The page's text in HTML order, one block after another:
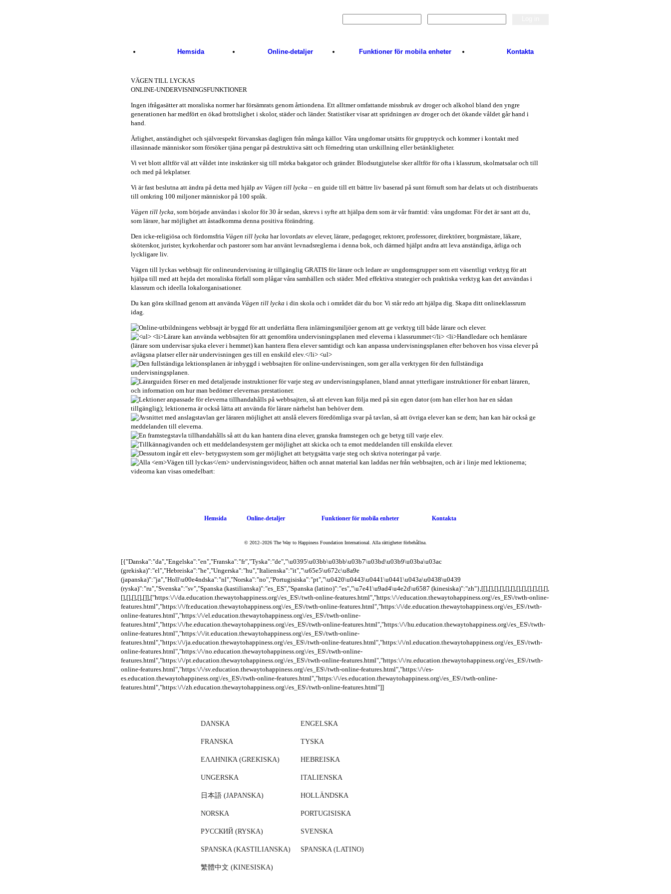
Hemsida Online-detaljer Funktioner för mobila enheter Kontakta
VÄGEN TILL LYCKAS
ONLINE-UNDERVISNINGSFUNKTIONER
Ingen ifrågasätter att moraliska normer har försämrats genom årtiondena. Ett alltmer omfattande missbruk av droger och alkohol bland den yngre
generationen har medfört en ökad brottslighet i skolor, städer och länder. Statistiker visar att spridningen av droger och det ökande våldet går hand i
hand.
Ärlighet, anständighet och självrespekt förvanskas dagligen från många källor. Våra ungdomar utsätts för grupptryck och kommer i kontakt med
illasinnade människor som försöker tjäna pengar på destruktiva sätt och förnedring utan urskillning eller betänkligheter.
Vi vet blott alltför väl att våldet inte inskränker sig till mörka bakgator och gränder. Blodsutgjutelse sker alltför för ofta i klassrum, skolmatsalar och till
och med på lekplatser.
Vi är fast beslutna att ändra på detta med hjälp av Vägen till lycka – en guide till ett bättre liv baserad på sunt förnuft som har delats ut och distribuerats
till omkring 100 miljoner människor på 100 språk.
Vägen till lycka, som började användas i skolor för 30 år sedan, skrevs i syfte att hjälpa dem som är vår framtid: våra ungdomar. För det är sant att du,
som lärare, har möjlighet att åstadkomma denna positiva förändring.
Den icke-religiösa och fördomsfria Vägen till lycka har lovordats av elever, lärare, pedagoger, rektorer, professorer, direktörer, borgmästare, läkare,
sköterskor, jurister, kyrkoherdar och pastorer som har använt levnadsreglerna i denna bok, och därmed hjälpt andra att leva anständiga, ärliga och
lyckligare liv.
Vägen till lyckas webbsajt för onlineundervisning är tillgänglig GRATIS för lärare och ledare av ungdomsgrupper som ett väsentligt verktyg för att
hjälpa till med att hejda det moraliska förfall som plågar våra samhällen och städer. Med effektiva strategier och praktiska verktyg kan det användas i
klassrum och ideella lokalorganisationer.
Du kan göra skillnad genom att använda Vägen till lycka i din skola och i området där du bor. Vi står redo att hjälpa dig. Skapa ditt onlineklassrum
idag.
Hemsida Online-detaljer Funktioner för mobila enheter Kontakta
© 2012–2026 The Way to Happiness Foundation International. Alla rättigheter förbehållna.
[{"Danska":"da","Engelska":"en","Franska":"fr","Tyska":"de","\u0395\u03bb\u03bb\u03b7\u03bd\u03b9\u03ba\u03ac
(grekiska)":"el","Hebreiska":"he","Ungerska":"hu","Italienska":"it","\u65e5\u672c\u8a9e
(japanska)":"ja","Holl\u00e4ndska":"nl","Norska":"no","Portugisiska":"pt","\u0420\u0443\u0441\u0441\u043a\u0438\u0439
(ryska)":"ru","Svenska":"sv","Spanska (kastilianska)":"es_ES","Spanska (latino)":"es","\u7e41\u9ad4\u4e2d\u6587 (kinesiska)":"zh"},[[],[],[],[],[],[],[],[],[],[],[],[],
[],[],[],[],[]],["https:\/\/da.education.thewaytohappiness.org\/es_ES\/twth-online-features.html","https:\/\/education.thewaytohappiness.org\/es_ES\/twth-online-
features.html","https:\/\/fr.education.thewaytohappiness.org\/es_ES\/twth-online-features.html","https:\/\/de.education.thewaytohappiness.org\/es_ES\/twth-
online-features.html","https:\/\/el.education.thewaytohappiness.org\/es_ES\/twth-online-
features.html","https:\/\/he.education.thewaytohappiness.org\/es_ES\/twth-online-features.html","https:\/\/hu.education.thewaytohappiness.org\/es_ES\/twth-
online-features.html","https:\/\/it.education.thewaytohappiness.org\/es_ES\/twth-online-
features.html","https:\/\/ja.education.thewaytohappiness.org\/es_ES\/twth-online-features.html","https:\/\/nl.education.thewaytohappiness.org\/es_ES\/twth-
online-features.html","https:\/\/no.education.thewaytohappiness.org\/es_ES\/twth-online-
features.html","https:\/\/pt.education.thewaytohappiness.org\/es_ES\/twth-online-features.html","https:\/\/ru.education.thewaytohappiness.org\/es_ES\/twth-
online-features.html","https:\/\/sv.education.thewaytohappiness.org\/es_ES\/twth-online-features.html","https:\/\/es-
es.education.thewaytohappiness.org\/es_ES\/twth-online-features.html","https:\/\/es.education.thewaytohappiness.org\/es_ES\/twth-online-
features.html","https:\/\/zh.education.thewaytohappiness.org\/es_ES\/twth-online-features.html"]]
DANSKA ENGELSKA
FRANSKA TYSKA
ΕΛΛΗΝΙΚΆ (GREKISKA) HEBREISKA
UNGERSKA ITALIENSKA
日本語 (JAPANSKA) HOLLÄNDSKA
NORSKA PORTUGISISKA
РУССКИЙ (RYSKA) SVENSKA
SPANSKA (KASTILIANSKA) SPANSKA (LATINO)
繁體中文 (KINESISKA)